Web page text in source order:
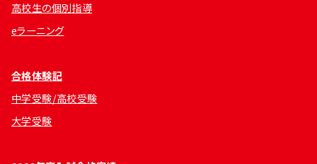
高校生の個別指導
eラーニング
合格体験記
中学受験/高校受験
大学受験